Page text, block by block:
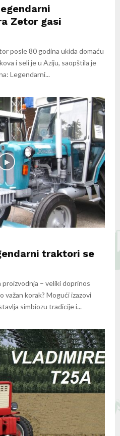
Zetor gasi
posle 80 godina ukida domaću
i seli je u Aziju, saopštila je
Legendarni...
traktori se
proizvodnja – veliki doprinos
važan korak? Mogući izazovi
simbiozu tradicije i...